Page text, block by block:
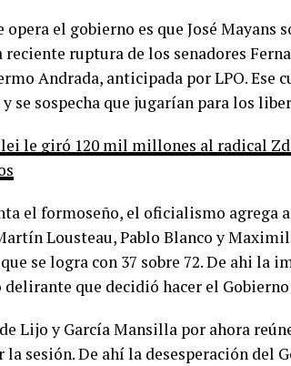
el gobierno es que José Mayans
reciente ruptura de los senadores
Andrada, anticipada por LPO. Ese
se sospecha que jugarían para los
le giró 120 mil millones al radical
el formoseño, el oficialismo agrega
Lousteau, Pablo Blanco y
se logra con 37 sobre 72. De ahi la
delirante que decidió hacer el
Lijo y García Mansilla por ahora
sesión. De ahí la desesperación del